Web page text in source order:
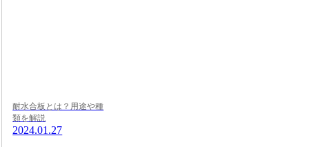
耐水合板とは？用途や種
類を解説
2024.01.27